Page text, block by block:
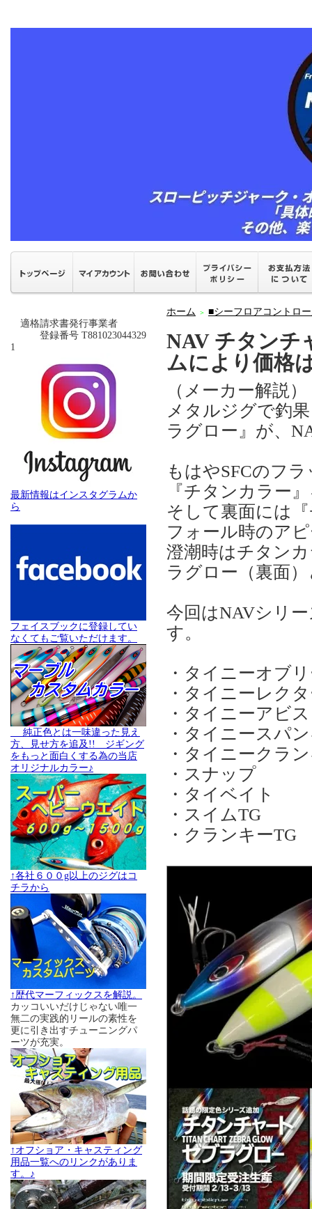
適格請求書発行事業者
登録番号 T881023044329
1
最新情報はインスタグラムか
ら
フェイスブックに登録してい
なくてもご覧いただけます。
純正色とは一味違った見え
方、見せ方を追及!! ジギング
をもっと面白くする為の当店
オリジナルカラー♪
↑各社６００g以上のジグはコ
チラから
↑歴代マーフィックスを解説。
カッコいいだけじゃない唯一
無二の実践的リールの素性を
更に引き出すチューニングパ
ーツが充実。
↑オフショア・キャスティング
用品一覧へのリンクがありま
す。♪
ホーム ＞ ■シーフロアコントロ
NAV チタンチ
ムにより価格
（メーカー解説）
メタルジグで釣
ラグロー』が、
もはやSFCのフ
『チタンカラー
そして裏面には
フォール時のア
澄潮時はチタン
ラグロー（裏面
今回はNAVシリ
す。
・タイニーオブ
・タイニーレク
・タイニーアビス
・タイニースパ
・タイニークラ
・スナップ
・タイベイト
・スイムTG
・クランキーTG